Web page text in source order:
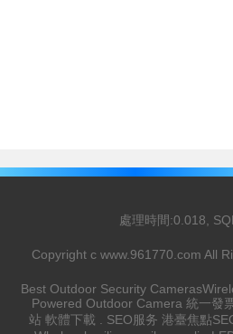
處理時間:0.018,
Copyright c www.961770.com All
Best Outdoor Security Cameras
Powered Outdoor Camera 統一發
站 軟體下載 SEO服务 港臺焦點